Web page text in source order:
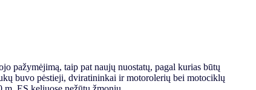
pažymėjimą, taip pat naujų nuostatų, pagal kurias būtų
buvo pėstieji, dviratininkai ir motorolerių bei motociklų